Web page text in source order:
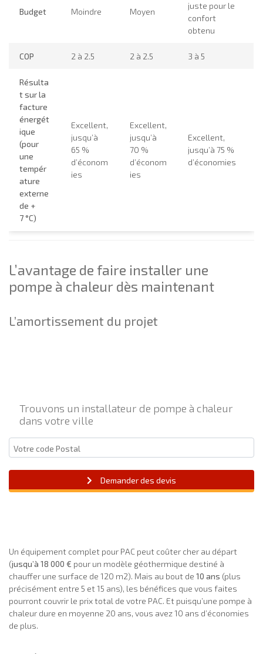
Budget Moindre Moyen
juste pour le
confort
obtenu
COP 2 à 2.5 2 à 2.5 3 à 5
Résulta
t sur la
facture
énergét
ique
(pour
une
tempér
ature
externe
de +
7 °C)
Excellent,
jusqu’à
65 %
d’économ
ies
Excellent,
jusqu’à
70 %
d’économ
ies
Excellent,
jusqu’à 75 %
d’économies
L’avantage de faire installer une
pompe à chaleur dès maintenant
L’amortissement du projet
Trouvons un installateur de pompe à chaleur
dans votre ville
Demander des devis
Un équipement complet pour PAC peut coûter cher au départ
(jusqu’à 18 000 € pour un modèle géothermique destiné à
chauffer une surface de 120 m2). Mais au bout de 10 ans (plus
précisément entre 5 et 15 ans), les bénéfices que vous faites
pourront couvrir le prix total de votre PAC. Et puisqu’une pompe à
chaleur dure en moyenne 20 ans, vous avez 10 ans d’économies
de plus.